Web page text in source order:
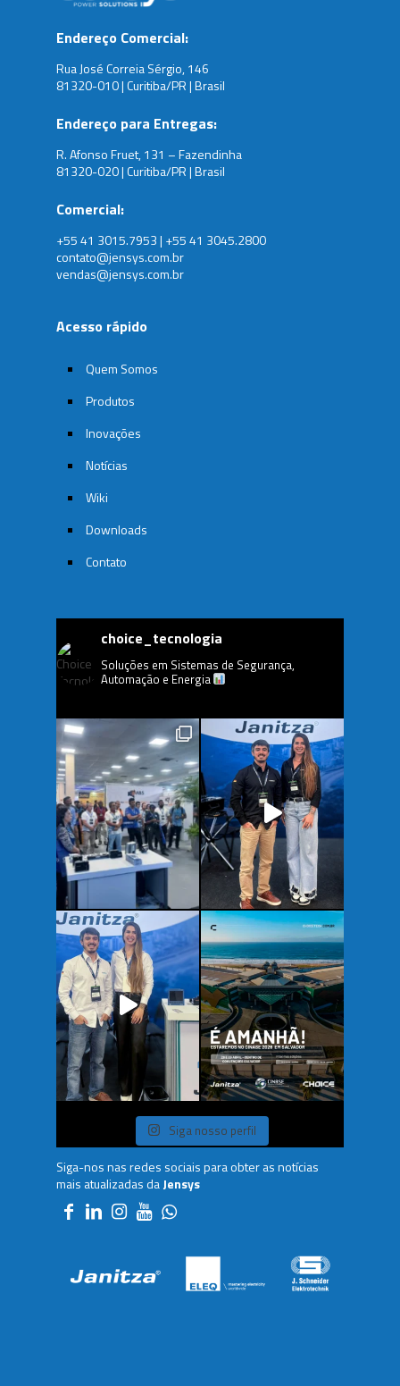
Endereço Comercial:
Rua José Correia Sérgio, 146
81320-010 | Curitiba/PR | Brasil
Endereço para Entregas:
R. Afonso Fruet, 131 – Fazendinha
81320-020 | Curitiba/PR | Brasil
Comercial:
+55 41 3015.7953 | +55 41 3045.2800
contato@jensys.com.br
vendas@jensys.com.br
Acesso rápido
Quem Somos
Produtos
Inovações
Notícias
Wiki
Downloads
Contato
choice_tecnologia
Soluções em Sistemas de Segurança,
Automação e Energia
Siga nosso perfil
Siga-nos nas redes sociais para obter as notícias
mais atualizadas daJensys